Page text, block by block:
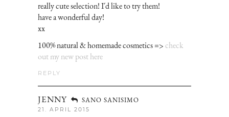
really cute selection! I´d like to try them!
have a wonderful day!
xx
100% natural & homemade cosmetics =>check
out my new post here
REPLY
JENNY SANO SANISIMO
21. APRIL 2015